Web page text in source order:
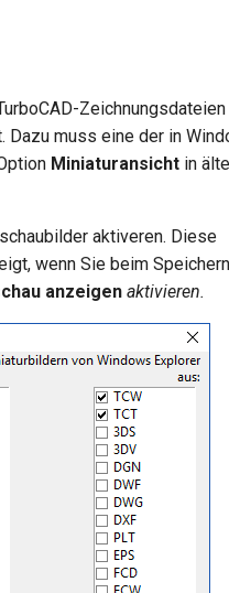
Zeichnungsdateien
muss eine der in
Miniaturansicht in
aktiveren. Diese
wenn Sie beim
anzeigen aktivieren.